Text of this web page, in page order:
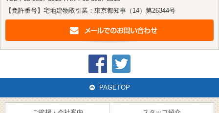
【免許番号】宅地建物取引業：東京都知事（14）第26344号
PAGETOP
Home
スタッフ紹介